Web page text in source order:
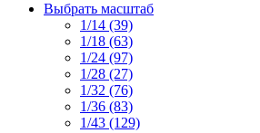
Выбрать масштаб
1/14 (39)
1/18 (63)
1/24 (97)
1/28 (27)
1/32 (76)
1/36 (83)
1/43 (129)